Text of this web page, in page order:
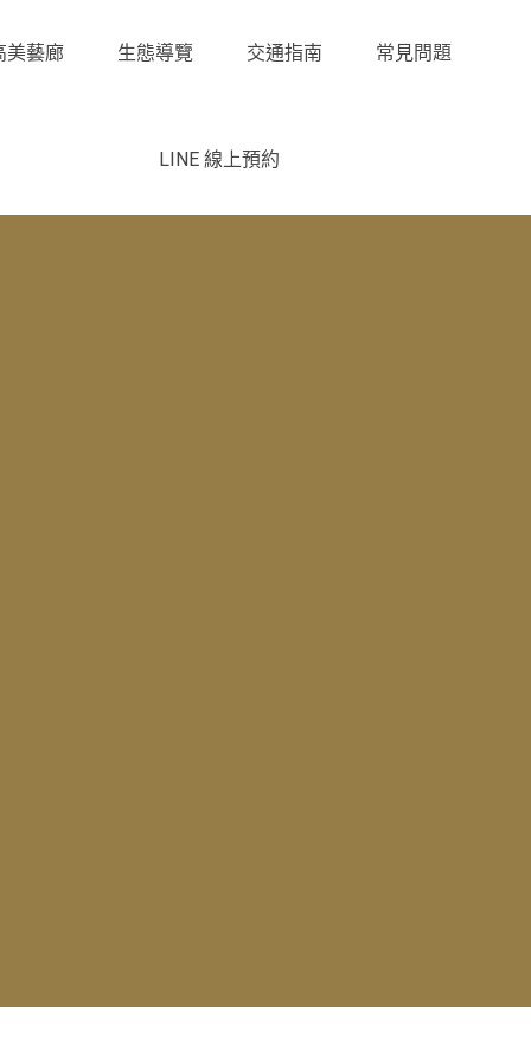
美藝廊 生態導覽 交通指南 常見問題
LINE 線上預約